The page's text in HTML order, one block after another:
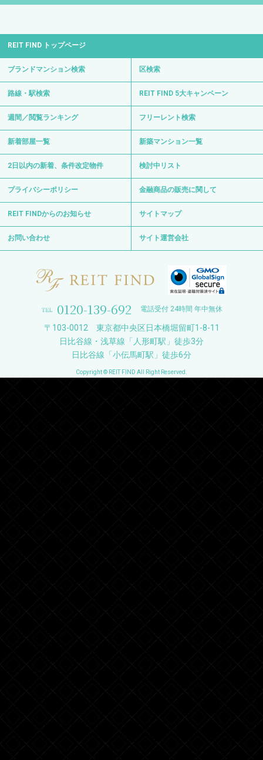
REIT FIND トップページ
ブランドマンション検索 区検索
路線・駅検索 REIT FIND 5大キャンペーン
週間／閲覧ランキング フリーレント検索
新着部屋一覧 新築マンション一覧
2日以内の新着、条件改定物件 検討中リスト
プライバシーポリシー 金融商品の販売に関して
REIT FINDからのお知らせ サイトマップ
お問い合わせ サイト運営会社
0120-139-692 電話受付 24時間 年中無休
〒103-0012 東京都中央区日本橋堀留町1-8-11
日比谷線・浅草線「人形町駅」徒歩3分
日比谷線「小伝馬町駅」徒歩6分
Copyright © REIT FIND All Right Reserved.